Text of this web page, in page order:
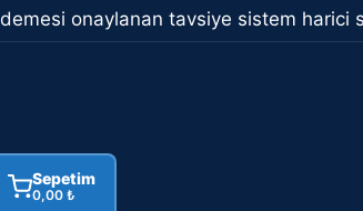
onaylanan tavsiye sistem harici
Sepetim
0,00 ₺